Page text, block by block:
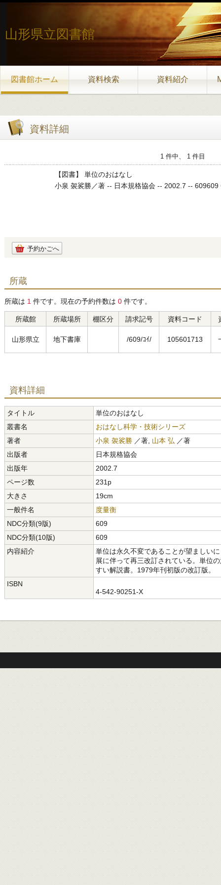
山形県立図書館
図書館ホーム 資料検索 資料紹介
資料詳細
1 件中、 1 件目
【図書】 単位のおはなし
小泉 袈裟勝／著 -- 日本規格協会 -- 2002.7 -- 609609
予約かごへ
所蔵
所蔵は 1 件です。現在の予約件数は 0 件です。
所蔵館 所蔵場所 棚区分 請求記号 資料コード
山形県立 地下書庫 /609/ｺｲ/ 105601713
資料詳細
タイトル
単位のおはなし
叢書名
おはなし科学・技術シリーズ
著者
小泉 袈裟勝 ／著, 山本 弘 ／著
出版者
日本規格協会
出版年
2002.7
ページ数
231p
大きさ
19cm
一般件名
度量衡
NDC分類(9版)
609
NDC分類(10版)
609
内容紹介
単位は永久不変であることが望ましい
展に伴って再三改訂されている。単位
すい解説書。1979年刊初版の改訂版。
ISBN
4-542-90251-X